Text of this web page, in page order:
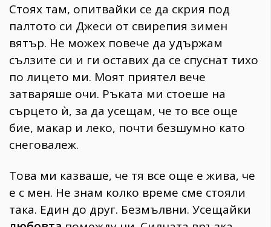
Стоях там, опитвайки се да скрия под
палтото си Джеси от свирепия зимен
вятър. Не можех повече да удържам
сълзите си и ги оставих да се спуснат тихо
по лицето ми. Моят приятел вече
затваряше очи. Ръката ми стоеше на
сърцето ѝ, за да усещам, че то все още
бие, макар и леко, почти безшумно като
снеговалеж.
Това ми казваше, че тя все още е жива, че
е с мен. Не знам колко време сме стояли
така. Един до друг. Безмълвни. Усещайки